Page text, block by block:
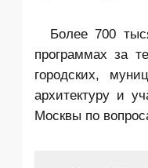
Более 700
программах за
городских,
архитектуру и
Москвы по